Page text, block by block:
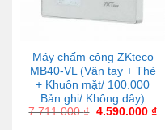
Máy chấm công ZKteco
MB40-VL (Vân tay + Thẻ
+ Khuôn mặt/ 100.000
Bản ghi/ Không dây)
7.711.000₫ 4.590.000 ₫